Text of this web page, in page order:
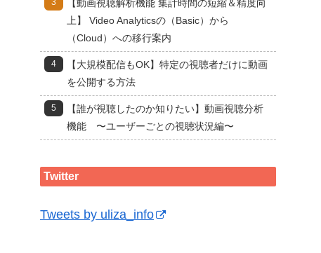
【動画視聴解析機能 集計時間の短縮＆精度向
上】 Video Analyticsの（Basic）から
（Cloud）への移行案内
【大規模配信もOK】特定の視聴者だけに動画
を公開する方法
【誰が視聴したのか知りたい】動画視聴分析
機能 〜ユーザーごとの視聴状況編〜
Twitter
Tweets by uliza_info